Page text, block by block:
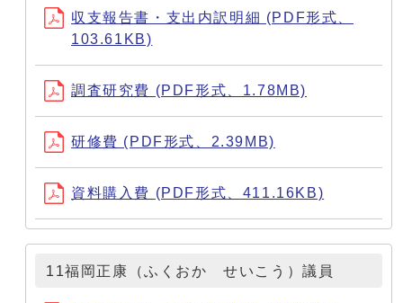
収支報告書・支出内訳明細 (PDF形式、
103.61KB)
調査研究費 (PDF形式、1.78MB)
研修費 (PDF形式、2.39MB)
資料購入費 (PDF形式、411.16KB)
11福岡正康（ふくおか せいこう）議員